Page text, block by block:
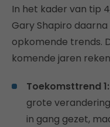
In het kader van tip
Gary Shapiro daarna
opkomende trends.
komende jaren
Toekomsttrend
grote
in gang gezet,